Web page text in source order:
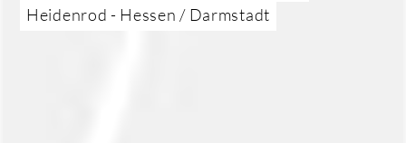
Heidenrod - Hessen / Darmstadt